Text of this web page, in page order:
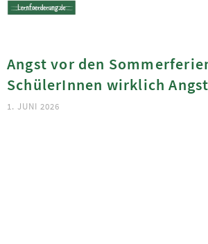
Angst vor den
SchülerInnen wirklich
1. JUNI 2026